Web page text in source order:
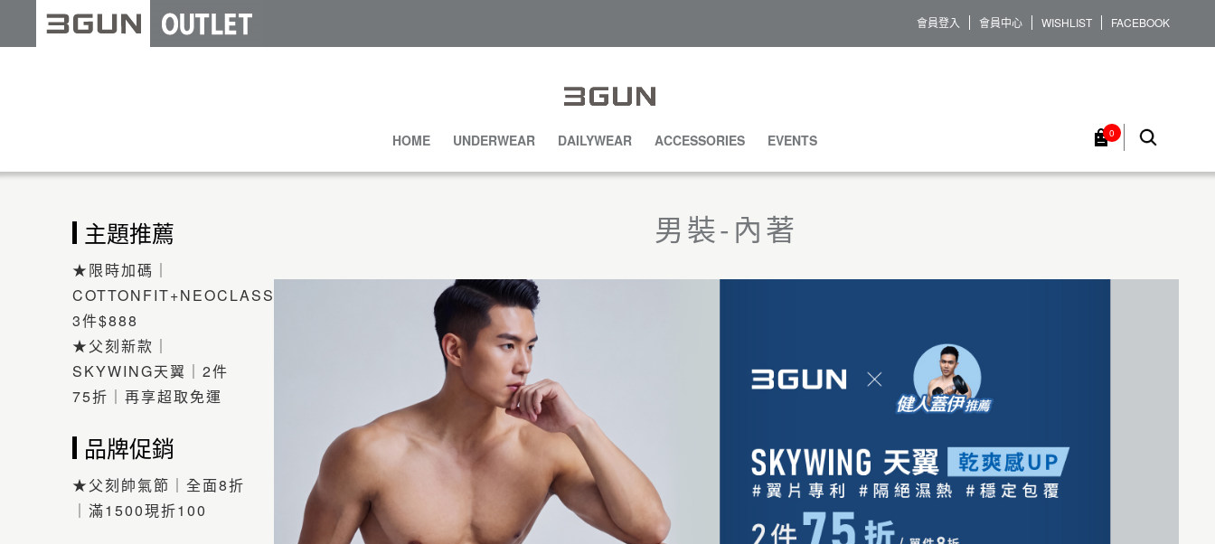
會員登入 會員中心 WISHLIST FACEBOOK
HOME UNDERWEAR DAILYWEAR ACCESSORIES EVENTS 0
主題推薦
★限時加碼｜
COTTONFIT+NEOCLASSIC
3件$888
★父刻新款｜
SKYWING天翼｜2件
75折｜再享超取免運
品牌促銷
★父刻帥氣節｜全面8折
｜滿1500現折100
男裝-內著